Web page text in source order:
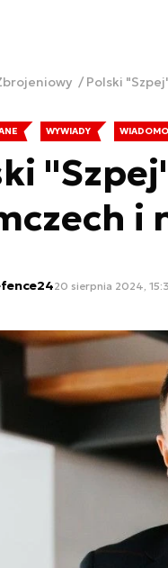
Polski
WYWIADY
i
20 sierpnia 2024,